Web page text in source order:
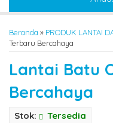
Beranda » PRODUK LANTAI
Terbaru Bercahaya
Lantai Batu
Bercahaya
Stok: Tersedia